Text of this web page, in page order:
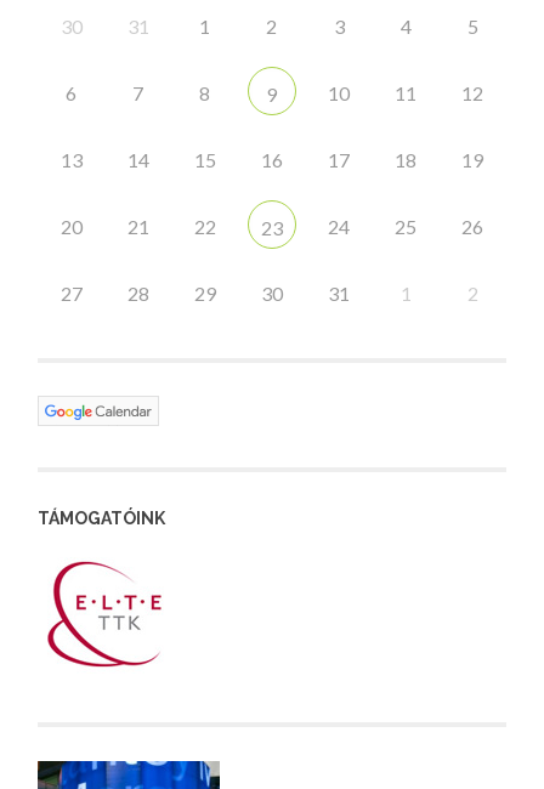
30 31 1 2 3 4 5
6 7 8 9 10 11 12
13 14 15 16 17 18 19
20 21 22 23 24 25 26
27 28 29 30 31 1 2
TÁMOGATÓINK